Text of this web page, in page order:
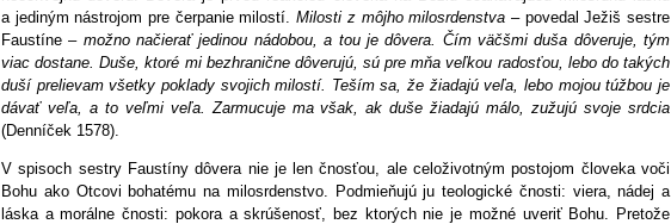
a jediným nástrojom pre čerpanie milostí.Milosti z môjho milosrdenstva – povedal Ježiš sestre
Faustíne – možno načierať jedinou nádobou, a tou je dôvera. Čím väčšmi duša dôveruje, tým
viac dostane. Duše, ktoré mi bezhranične dôverujú, sú pre mňa veľkou radosťou, lebo do takých
duší prelievam všetky poklady svojich milostí. Teším sa, že žiadajú veľa, lebo mojou túžbou je
dávať veľa, a to veľmi veľa. Zarmucuje ma však, ak duše žiadajú málo, zužujú svoje srdcia
(Denníček 1578).
V spisoch sestry Faustíny dôvera nie je len čnosťou, ale celoživotným postojom človeka voči
Bohu ako Otcovi bohatému na milosrdenstvo. Podmieňujú ju teologické čnosti: viera, nádej a
láska a morálne čnosti: pokora a skrúšenosť, bez ktorých nie je možné uveriť Bohu. Pretože